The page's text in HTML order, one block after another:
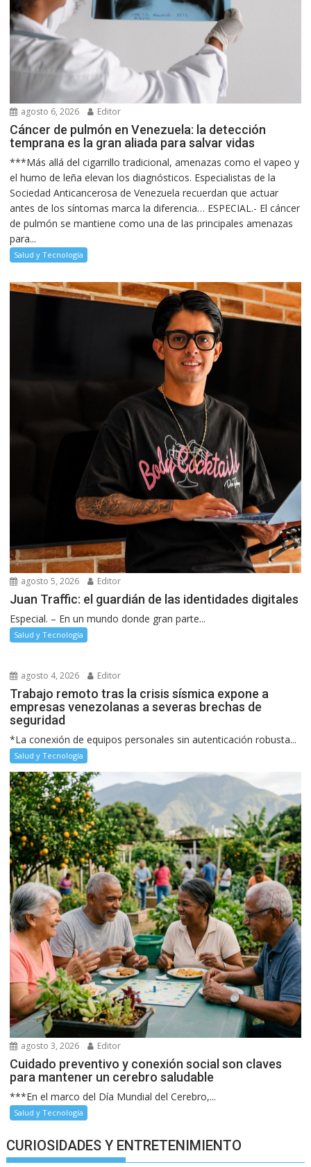
agosto 6, 2026 Editor
Cáncer de pulmón en Venezuela: la detección
temprana es la gran aliada para salvar vidas
***Más allá del cigarrillo tradicional, amenazas como el vapeo y
el humo de leña elevan los diagnósticos. Especialistas de la
Sociedad Anticancerosa de Venezuela recuerdan que actuar
antes de los síntomas marca la diferencia… ESPECIAL.- El cáncer
de pulmón se mantiene como una de las principales amenazas
para...
Salud y Tecnología
agosto 5, 2026 Editor
Juan Traffic: el guardián de las identidades digitales
Especial. – En un mundo donde gran parte...
Salud y Tecnología
agosto 4, 2026 Editor
Trabajo remoto tras la crisis sísmica expone a
empresas venezolanas a severas brechas de
seguridad
*La conexión de equipos personales sin autenticación robusta...
Salud y Tecnología
agosto 3, 2026 Editor
Cuidado preventivo y conexión social son claves
para mantener un cerebro saludable
***En el marco del Día Mundial del Cerebro,...
Salud y Tecnología
CURIOSIDADES Y ENTRETENIMIENTO